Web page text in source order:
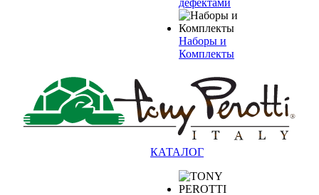
дефектами
Наборы и
Комплекты
КАТАЛОГ